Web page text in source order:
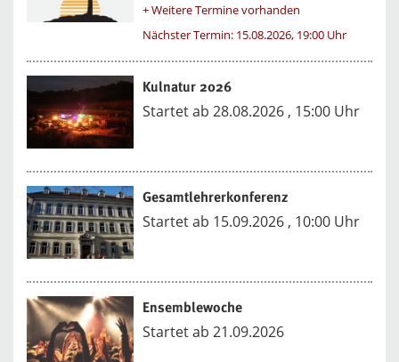
+ Weitere Termine vorhanden
Nächster Termin: 15.08.2026, 19:00 Uhr
Kulnatur 2026
Startet ab 28.08.2026 , 15:00 Uhr
Gesamtlehrerkonferenz
Startet ab 15.09.2026 , 10:00 Uhr
Ensemblewoche
Startet ab 21.09.2026